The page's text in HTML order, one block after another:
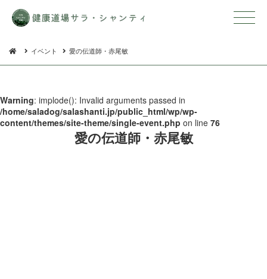
イベント 愛の伝道師・赤尾敏
Warning: implode(): Invalid arguments passed in
/home/saladog/salashanti.jp/public_html/wp/wp-
content/themes/site-theme/single-event.php on line 76
愛の伝道師 ・ 赤 尾 敏